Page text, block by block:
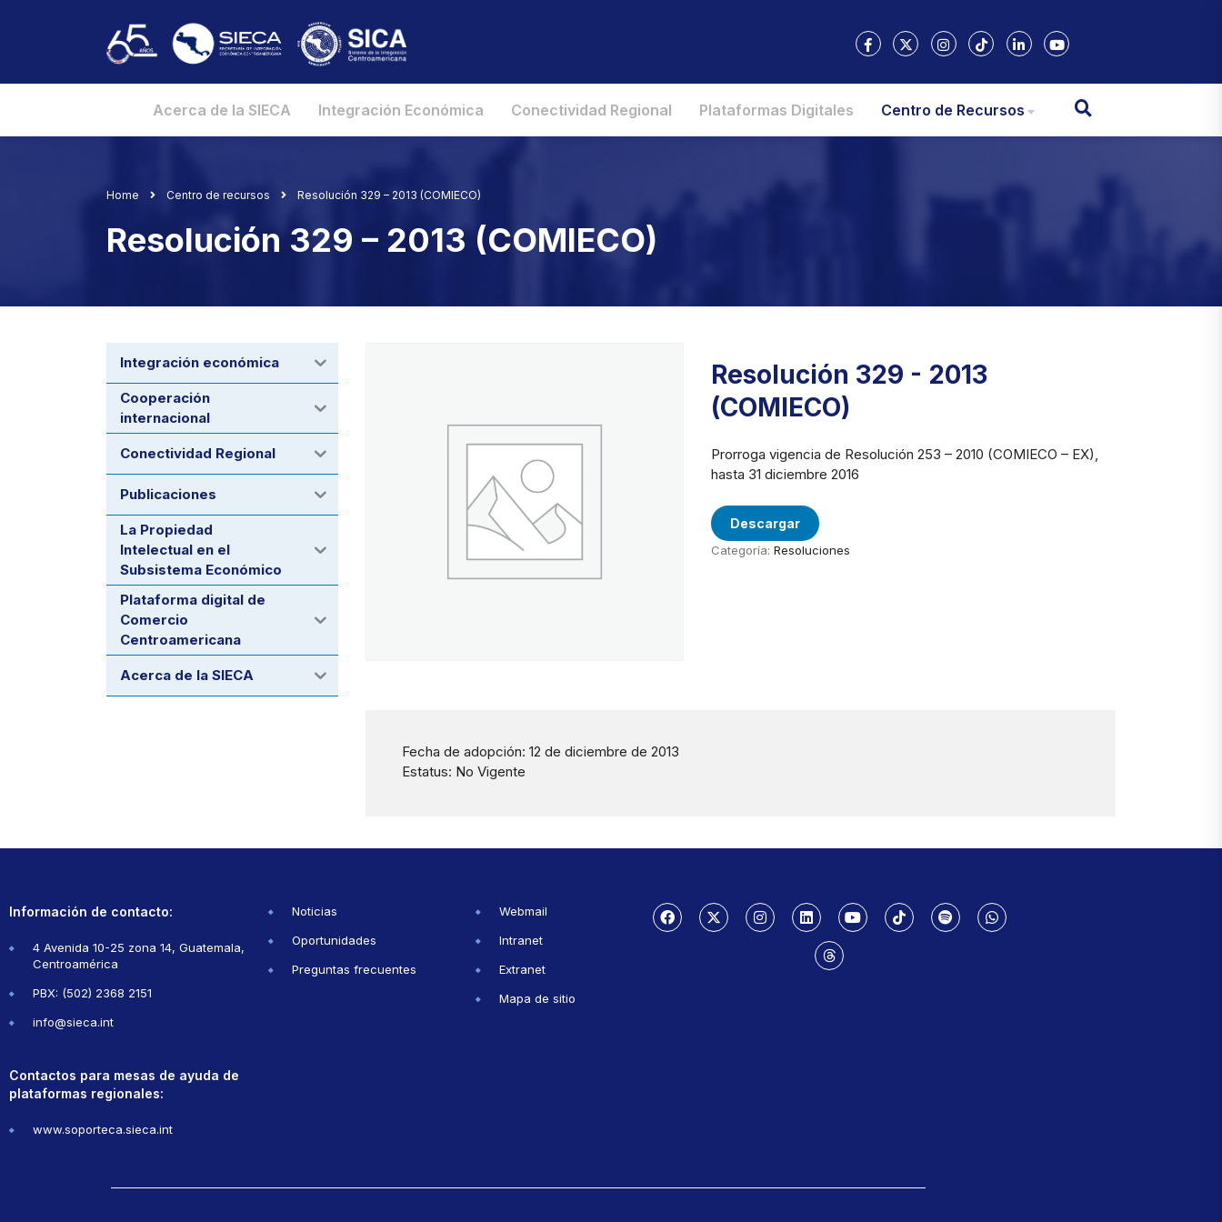
Acerca de la SIECA Integración Económica Conectividad Regional Plataformas Digitales Centro de Recursos
Home Centro de recursos Resolución 329 – 2013 (COMIECO)
Resolución 329 – 2013 (COMIECO)
Resolución 329 - 2013
(COMIECO)
Prorroga vigencia de Resolución 253 – 2010 (COMIECO – EX),
hasta 31 diciembre 2016
Descargar
Categoría: Resoluciones
Fecha de adopción: 12 de diciembre de 2013
Estatus: No Vigente
Integración económica
Cooperación
internacional
Conectividad Regional
Publicaciones
La Propiedad
Intelectual en el
Subsistema Económico
Plataforma digital de
Comercio
Centroamericana
Acerca de la SIECA
Información de contacto:
4 Avenida 10-25 zona 14, Guatemala,
Centroamérica
PBX: (502) 2368 2151
info@sieca.int
Contactos para mesas de ayuda de
plataformas regionales:
www.soporteca.sieca.int
Noticias
Oportunidades
Preguntas frecuentes
Webmail
Intranet
Extranet
Mapa de sitio